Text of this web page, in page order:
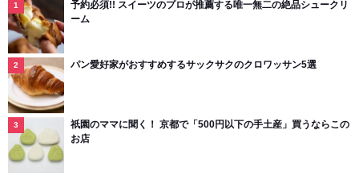
予約必須!! スイーツのプロが推薦する唯一無二の絶品シュークリ
ーム
パン愛好家がおすすめするサックサクのクロワッサン5選
祇園のママに聞く！ 京都で「500円以下の手土産」買うならこの
お店